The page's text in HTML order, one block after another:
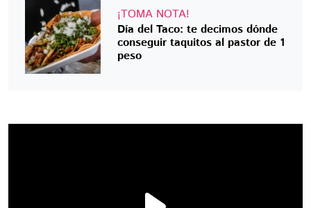
¡TOMA NOTA!
Día del Taco: te decimos dónde
conseguir taquitos al pastor de 1
peso